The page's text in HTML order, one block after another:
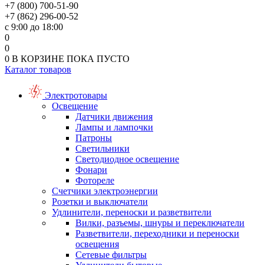
+7 (800) 700-51-90
+7 (862) 296-00-52
с 9:00 до 18:00
0
0
0 В КОРЗИНЕ ПОКА ПУСТО
Каталог товаров
Электротовары
Освещение
Датчики движения
Лампы и лампочки
Патроны
Светильники
Светодиодное освещение
Фонари
Фотореле
Счетчики электроэнергии
Розетки и выключатели
Удлинители, переноски и разветвители
Вилки, разъемы, шнуры и переключатели
Разветвители, переходники и переноски
освещения
Сетевые фильтры